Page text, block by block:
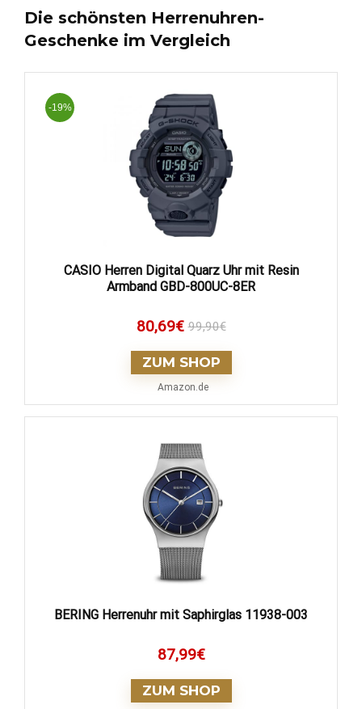
Die schönsten Herrenuhren-
Geschenke im Vergleich
-19%
CASIO Herren Digital Quarz Uhr mit Resin
Armband GBD-800UC-8ER
80,69€ 99,90€
ZUM SHOP
Amazon.de
BERING Herrenuhr mit Saphirglas 11938-003
87,99€
ZUM SHOP